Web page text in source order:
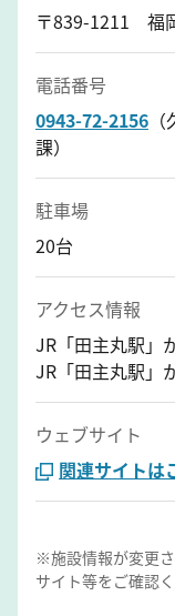
〒839-1211 福
電話番号
0943-72-2156
課）
駐車場
20台
アクセス情報
JR「田主丸駅」
JR「田主丸駅」
ウェブサイト
関連サイトは
※施設情報が変更
サイト等をご確認く